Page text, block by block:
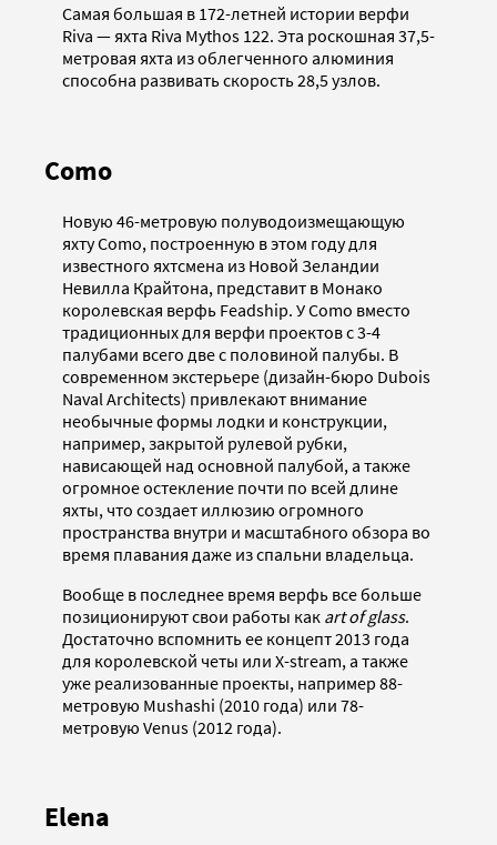
Самая большая в 172-летней истории верфи
Riva — яхта Riva Mythos 122. Эта роскошная 37,5-
метровая яхта из облегченного алюминия
способна развивать скорость 28,5 узлов.
Como
Новую 46-метровую полуводоизмещающую
яхту Como, построенную в этом году для
известного яхтсмена из Новой Зеландии
Невилла Крайтона, представит в Монако
королевская верфь Feadship. У Como вместо
традиционных для верфи проектов с 3-4
палубами всего две с половиной палубы. В
современном экстерьере (дизайн-бюро Dubois
Naval Architects) привлекают внимание
необычные формы лодки и конструкции,
например, закрытой рулевой рубки,
нависающей над основной палубой, а также
огромное остекление почти по всей длине
яхты, что создает иллюзию огромного
пространства внутри и масштабного обзора во
время плавания даже из спальни владельца.
Вообще в последнее время верфь все больше
позиционируют свои работы как art of glass.
Достаточно вспомнить ее концепт 2013 года
для королевской четы или Х-stream, а также
уже реализованные проекты, например 88-
метровую Mushashi (2010 года) или 78-
метровую Venus (2012 года).
Elena